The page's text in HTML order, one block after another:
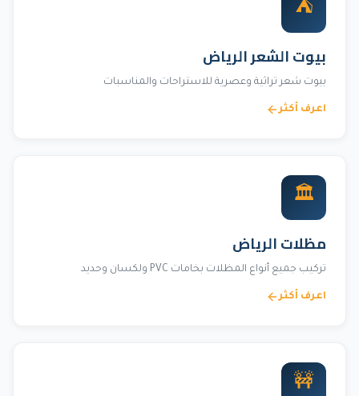
⛺
بيوت الشعر الرياض
بيوت شعر تراثية وعصرية للاستراحات والمناسبات
اعرف أكثر
🏛️
مظلات الرياض
تركيب جميع أنواع المظلات بخامات PVC ولكسان وحديد
اعرف أكثر
🚧